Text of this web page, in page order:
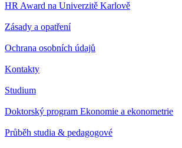
HR Award na Univerzitě Karlově
Zásady a opatření
Ochrana osobních údajů
Kontakty
Studium
Doktorský program Ekonomie a ekonometrie
Průběh studia & pedagogové